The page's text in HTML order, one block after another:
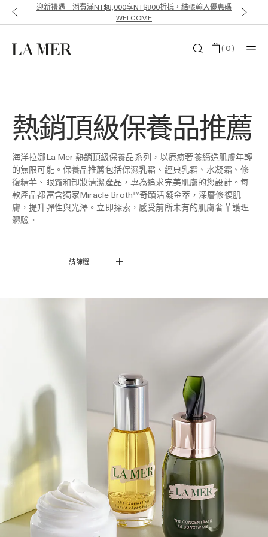
迎新禮遇－消費滿NT$8,000享NT$800折抵，結帳輸入優惠碼
WELCOME
(0)
請篩選
熱銷頂級保養品推薦
海洋拉娜La Mer 熱銷頂級保養品系列，以療癒奢養締造肌膚年輕
的無限可能。保養品推薦包括保濕乳霜、經典乳霜、水凝霜、修
復精華、眼霜和卸妝清潔產品，專為追求完美肌膚的您設計。每
款產品都富含獨家Miracle Broth™奇蹟活凝金萃，深層修復肌
膚，提升彈性與光澤。立即探索，感受前所未有的肌膚奢華護理
體驗。